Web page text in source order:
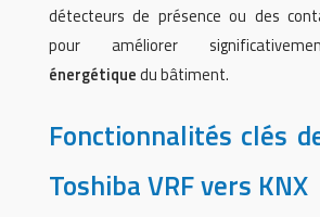
détecteurs de présence ou des
pour améliorer
énergétiquedu bâtiment.
Fonctionnalités clés
Toshiba VRF vers KNX